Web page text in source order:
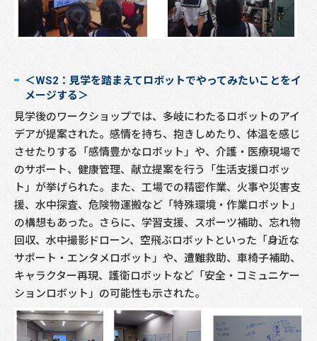
＜WS2：見学を踏まえてロボットでやってみたいことをイ
メージする＞
見学後のワークショップでは、多岐にわたるロボットのアイ
デアが提案された。感情を持ち、抱きしめたり、体温を感じ
させたりする「感情豊かなロボット」や、介護・医療現場で
のサポート、健康管理、献立提案を行う「生活支援ロボッ
ト」が挙げられた。また、工場での精密作業、火事や災害支
援、水中探査、危険物運搬など「特殊環境・作業ロボット」
の構想もあった。さらに、学習支援、スポーツ補助、忘れ物
回収、水中撮影ドローン、空飛ぶロボットといった「身近な
サポート・エンタメロボット」や、遭難救助、車椅子補助、
キャラクター再現、護衛ロボットなど「安全・コミュニケー
ションロボット」の可能性も示された。